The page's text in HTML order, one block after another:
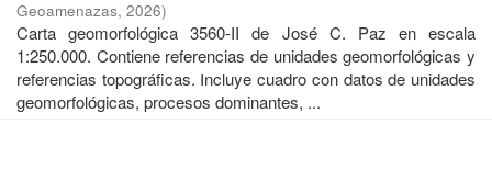
Geoamenazas, 2026)
Carta geomorfológica 3560-II de José C. Paz en escala
1:250.000. Contiene referencias de unidades geomorfológicas y
referencias topográficas. Incluye cuadro con datos de unidades
geomorfológicas, procesos dominantes, ...